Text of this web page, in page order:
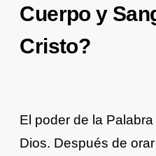
Cuerpo y
Cristo?
El poder de la
Dios. Después de